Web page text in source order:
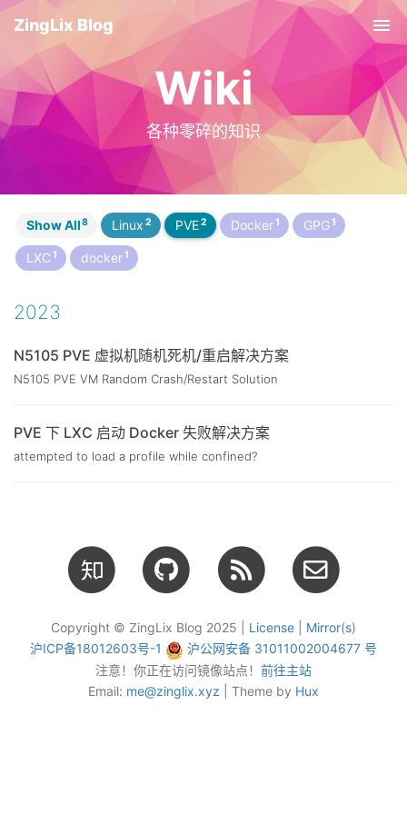
ZingLix Blog
Wiki
各种零碎的知识
Show All8 Linux2 PVE2 Docker1 GPG1
LXC1 docker1
2023
N5105 PVE 虚拟机随机死机/重启解决方案
N5105 PVE VM Random Crash/Restart Solution
PVE 下 LXC 启动 Docker 失败解决方案
attempted to load a profile while confined?
Copyright © ZingLix Blog 2025 | License Mirror(s)
沪ICP备18012603号-1
沪公网安备 31011002004677 号
注意！你正在访问镜像站点！ 前往主站
Email: me@zinglix.xyz | Theme by Hux